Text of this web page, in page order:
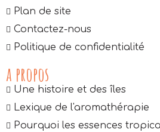
Plan de site
Contactez-nous
Politique de confidentialité
a propos
Une histoire et des îles
Lexique de l'aromathérapie
Pourquoi les essences